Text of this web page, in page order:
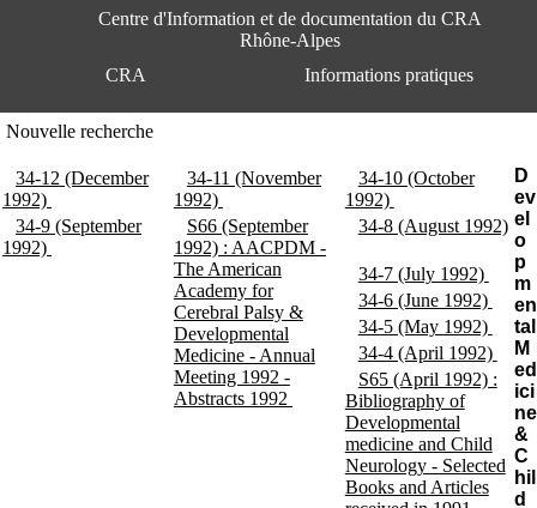
Centre d'Information et de documentation du CRA
Rhône-Alpes
CRA
Informations pratiques
Centre Hospitalier le Vinatier
bât 211
95, Bd Pinel
Horaires
Lundi au Vendredi
9h00-12h00 13h30-16h00
Contact
Tél:
+33(0)4 37 91 54 65
+33(0)4 37 91 54 37
Mail
Nouvelle recherche
34-12 (December
1992)
34-11 (November
1992)
34-10 (October
1992)
34-9 (September
1992)
S66 (September
1992) : AACPDM -
The American
Academy for
Cerebral Palsy &
Developmental
Medicine - Annual
Meeting 1992 -
Abstracts 1992
34-8 (August 1992)
34-7 (July 1992)
34-6 (June 1992)
34-5 (May 1992)
34-4 (April 1992)
S65 (April 1992) :
Bibliography of
Developmental
medicine and Child
Neurology - Selected
Books and Articles
D
ev
el
o
p
m
en
tal
M
ed
ici
ne
&
C
hil
d
e
n
f
o
r
m
a
t
i
o
n
e